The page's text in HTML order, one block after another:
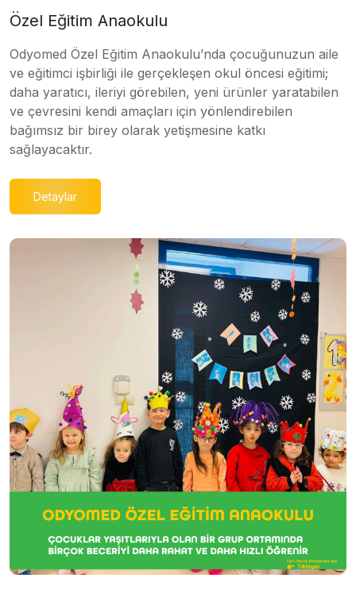
Özel Eğitim Anaokulu
Odyomed Özel Eğitim Anaokulu’nda çocuğunuzun aile
ve eğitimci işbirliği ile gerçekleşen okul öncesi eğitimi;
daha yaratıcı, ileriyi görebilen, yeni ürünler yaratabilen
ve çevresini kendi amaçları için yönlendirebilen
bağımsız bir birey olarak yetişmesine katkı
sağlayacaktır.
Detaylar